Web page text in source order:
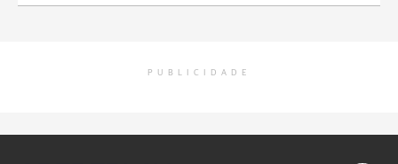
PUBLICIDADE